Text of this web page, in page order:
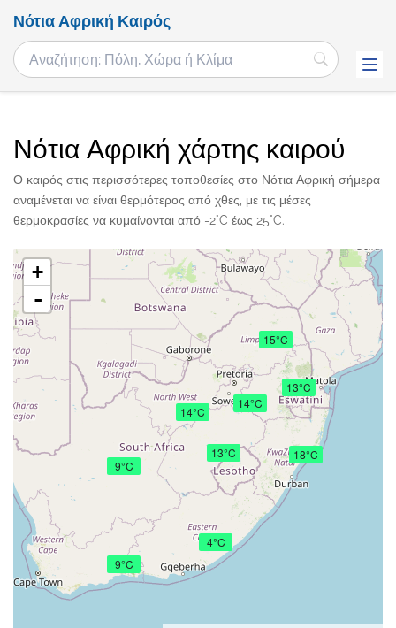
Νότια Αφρική Καιρός
Νότια Αφρική χάρτης καιρού
Ο καιρός στις περισσότερες τοποθεσίες στο Νότια Αφρική σήμερα
αναμένεται να είναι θερμότερος από χθες, με τις μέσες
θερμοκρασίες να κυμαίνονται από -2°C έως 25°C.
9°C
14°C
18°C
4°C
14°C
13°C
9°C
15°C
13°C
+
-